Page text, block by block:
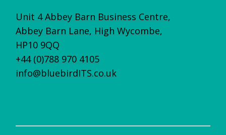
Unit 4 Abbey Barn Business Centre,
Abbey Barn Lane, High Wycombe,
HP10 9QQ
+44 (0)788 970 4105
info@bluebirdITS.co.uk